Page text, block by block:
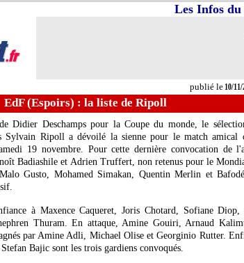
publié le10/11/
Les Infos
EdF (Espoirs) : la liste de Ripoll
Didier Deschamps pour la Coupe du monde, le
Sylvain Ripoll a dévoilé la sienne pour le match amical
19 novembre. Pour cette dernière convocation de
Badiashile et Adrien Truffert, non retenus pour le
Gusto, Mohamed Simakan, Quentin Merlin et
à Maxence Caqueret, Joris Chotard, Sofiane Diop,
Thuram. En attaque, Amine Gouiri, Arnaud
par Amine Adli, Michael Olise et Georginio Rutter.
Bajic sont les trois gardiens convoqués.